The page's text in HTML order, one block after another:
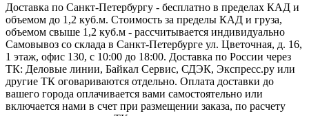
Доставка по Санкт-Петербургу - бесплатно в пределах КАД и
объемом до 1,2 куб.м. Стоимость за пределы КАД и груза,
объемом свыше 1,2 куб.м - рассчитывается индивидуально
Самовывоз со склада в Санкт-Петербурге ул. Цветочная, д. 16,
1 этаж, офис 130, с 10:00 до 18:00. Доставка по России через
ТК: Деловые линии, Байкал Сервис, СДЭК, Экспресс.ру или
другие ТК оговариваются отдельно. Оплата доставки до
вашего города оплачивается вами самостоятельно или
включается нами в счет при размещении заказа, по расчету